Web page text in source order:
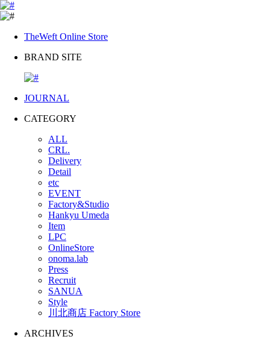
TheWeft Online Store
BRAND SITE
JOURNAL
CATEGORY
ALL
CRL.
Delivery
Detail
etc
EVENT
Factory&Studio
Hankyu Umeda
Item
LPC
OnlineStore
onoma.lab
Press
Recruit
SANUA
Style
川北商店 Factory Store
ARCHIVES